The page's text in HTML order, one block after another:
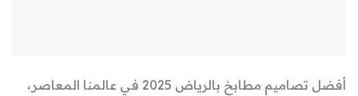
أفضل تصاميم مطابخ بالرياض 2025 في عالمنا المعاصر،